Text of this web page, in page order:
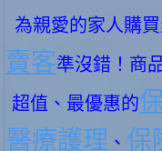
為親愛的家人購
賣客準沒錯！商
超值、最優惠的
醫療護理 、 保